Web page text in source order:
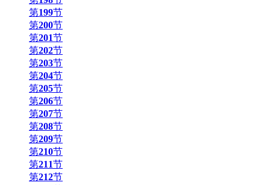
第199节
第200节
第201节
第202节
第203节
第204节
第205节
第206节
第207节
第208节
第209节
第210节
第211节
第212节